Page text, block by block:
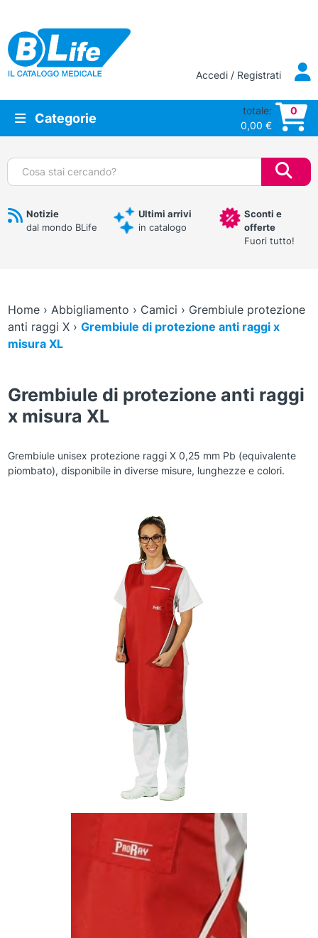
Vai al contenuto principale
Accedi / Registrati
Categorie
totale:
0,00 €
0
Cerca:
Notizie
dal mondo BLife
Ultimi arrivi
in catalogo
Sconti e
offerte
Fuori tutto!
Home› Abbigliamento › Camici › Grembiule protezione
anti raggi X› Grembiule di protezione anti raggi x
misura XL
Grembiule di protezione anti raggi
x misura XL
Grembiule unisex protezione raggi X 0,25 mm Pb (equivalente
piombato), disponibile in diverse misure, lunghezze e colori.